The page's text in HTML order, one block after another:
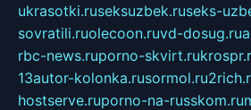
ukrasotki.ruseksuzbek.ruseks-
sovratili.ruolecoon.ruvd-dosug.ru
rbc-news.ruporno-skvirt.ru
13autor-kolonka.rusormol.ru
hostserve.ruporno-na-russkom.ru